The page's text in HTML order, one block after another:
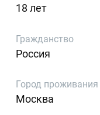
18 лет
Гражданство
Россия
Город проживания
Москва